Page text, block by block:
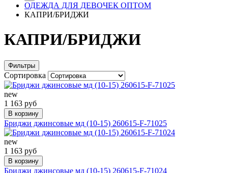
ОДЕЖДА ДЛЯ ДЕВОЧЕК ОПТОМ
КАПРИ/БРИДЖИ
КАПРИ/БРИДЖИ
Фильтры
Сортировка
new
1 163 руб
В корзину
Бриджи джинсовые мд (10-15) 260615-F-71025
new
1 163 руб
В корзину
Бриджи джинсовые мд (10-15) 260615-F-71024